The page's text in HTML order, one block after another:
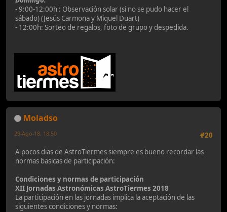
- 9:00-12:00h : Observación solar (si no se pudo hacer el
sábado) (Jesús Carmona y Miquel Duart)
- 12:00h: Sorteo de regalos, foto de grupo y despedida.
Moladso
#20
29-Ago-18, 18:50
A pocos dias de AstroTiermes siempre es bueno recordar las
normas basicas de participación:
Condiciones y normas de participación
XII Jornadas Astronómicas AstroTiermes 2018
La participación en las jornadas implica la aceptación de las
siguientes condiciones y normas: